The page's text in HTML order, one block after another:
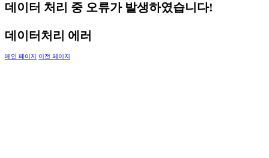
데이터 처리 중 오류가 발생하였습니다!
데이터처리 에러
메인 페이지 이전 페이지